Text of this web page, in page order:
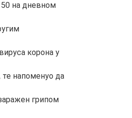
50 на дневном
корона у
те напоменуо да
грипом